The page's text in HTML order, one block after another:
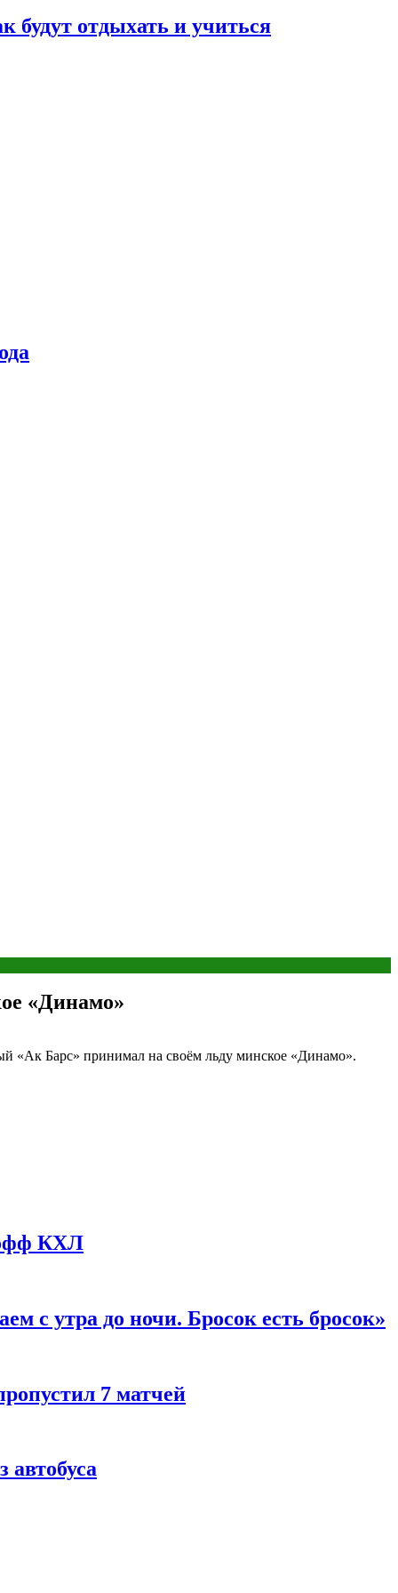
будут отдыхать и учиться
«Динамо»
«Ак Барс» принимал на своём льду минское «Динамо».
офф КХЛ
с утра до ночи. Бросок есть бросок»
7 матчей
автобуса